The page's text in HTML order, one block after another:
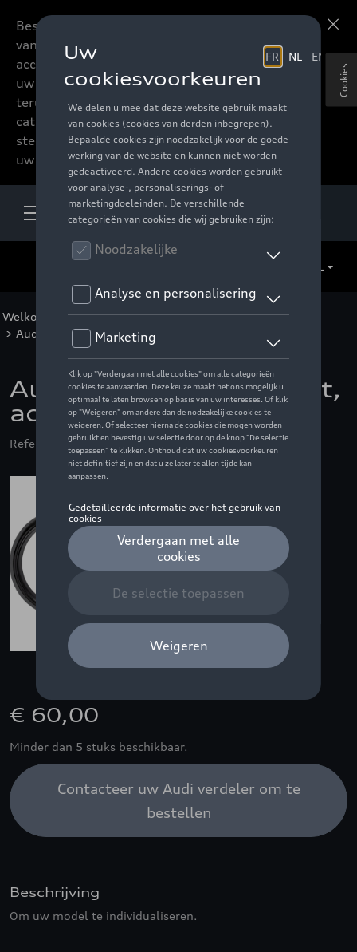
Beste accessoires-lovers,
vanaf nu kan u het hele
accessoire assortiment van
uw favoriete merk
terugvinden in de online
catalogus. Deze kunnen
steeds besteld worden via
uw verdeler.
Welkom Catalogus Audi >Sport en design
> Audi Black Rings > Detail
Audi ringen in het zwart,
achteraan
Referentie: 80A071802A
€ 60,00
Minder dan 5 stuks beschikbaar.
Contacteer uw Audi verdeler om te
bestellen
Beschrijving
Om uw model te individualiseren.
Cookies